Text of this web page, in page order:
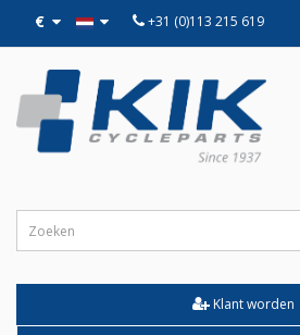
€ +31 (0)113 215 619
Klant worden